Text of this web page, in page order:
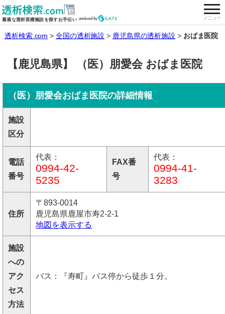
最適な透析医療施設を探すお手伝い メニュー
全国の透析施設を検索する
透析検索.com 全国の透析施設 鹿児島県の透析施設 おばま医院
【鹿児島県】 （医）朋愛会 おばま医院
（医）朋愛会おばま医院の詳細情報
施設
区分
電話
番号
代表：
0994-42-
5235
FAX番
号
代表：
0994-41-
3283
住所
〒893-0014
鹿児島県鹿屋市寿2-2-1
地図を表示する
施設
への
アク
セス
方法
バス：『寿町』バス停から徒歩１分。